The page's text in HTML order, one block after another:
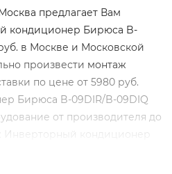
предлагает Вам
кондиционер Бирюса B-
в Москве и Московской
произвести монтаж
по цене от 5980 руб.
Бирюса B-09DIR/B-09DIQ
от производителя до
Инверторный кондиционер
специалистами